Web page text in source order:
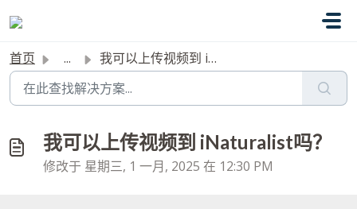
首页 ... 我可以上传视频到 iNaturalist吗？
我可以上传视频到 iNaturalist吗？
修改于 星期三, 1 一月, 2025 在 12:30 PM